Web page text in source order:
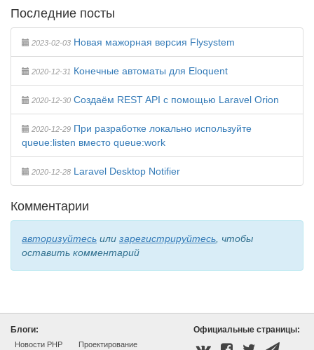
Последние посты
2023-02-03 Новая мажорная версия Flysystem
2020-12-31 Конечные автоматы для Eloquent
2020-12-30 Создаём REST API с помощью Laravel Orion
2020-12-29 При разработке локально используйте
queue:listen вместо queue:work
2020-12-28 Laravel Desktop Notifier
Комментарии
авторизуйтесь или зарегистрируйтесь , чтобы
оставить комментарий
Блоги:
Новости PHP Проектирование
Официальные страницы: